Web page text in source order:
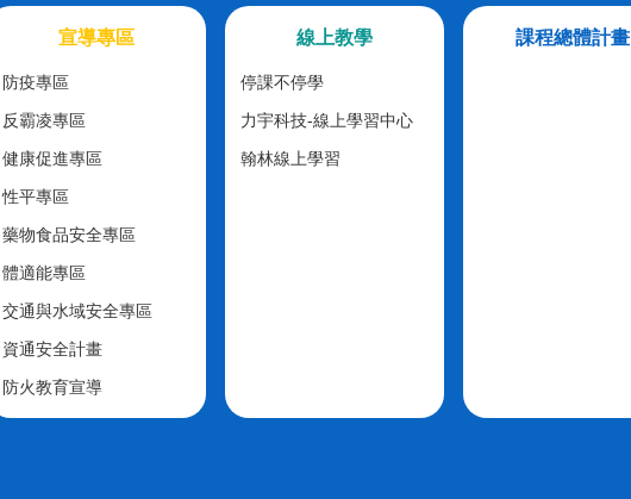
宣導專區
防疫專區
反霸凌專區
健康促進專區
性平專區
藥物食品安全專區
體適能專區
交通與水域安全專區
資通安全計畫
防火教育宣導
線上教學
停課不停學
力宇科技-線上學習中心
翰林線上學習
課程總體計畫